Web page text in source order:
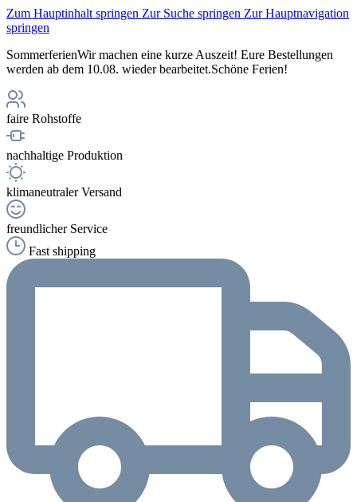
Zum Hauptinhalt springen Zur Suche springen Zur Hauptnavigation
springen
SommerferienWir machen eine kurze Auszeit! Eure Bestellungen
werden ab dem 10.08. wieder bearbeitet.Schöne Ferien!
faire Rohstoffe
nachhaltige Produktion
klimaneutraler Versand
freundlicher Service
Fast shipping